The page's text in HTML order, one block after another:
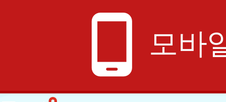
phone_android 모바